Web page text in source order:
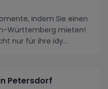
indem Sie einen
Württemberg mieten!
nur für ihre idy...
Petersdorf